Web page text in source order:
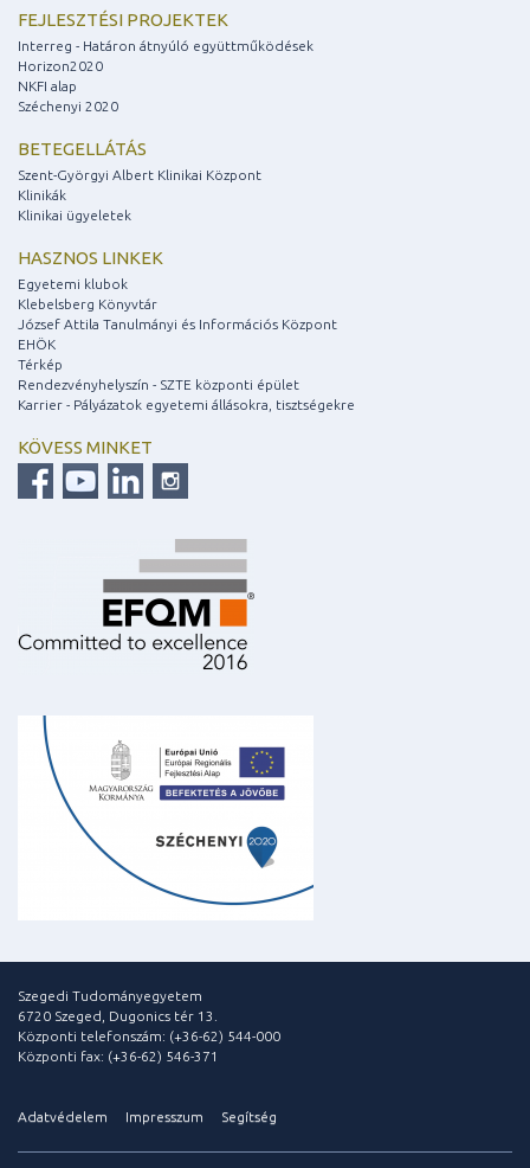
FEJLESZTÉSI PROJEKTEK
Interreg - Határon átnyúló együttműködések
Horizon2020
NKFI alap
Széchenyi 2020
BETEGELLÁTÁS
Szent-Györgyi Albert Klinikai Központ
Klinikák
Klinikai ügyeletek
HASZNOS LINKEK
Egyetemi klubok
Klebelsberg Könyvtár
József Attila Tanulmányi és Információs Központ
EHÖK
Térkép
Rendezvényhelyszín - SZTE központi épület
Karrier - Pályázatok egyetemi állásokra, tisztségekre
KÖVESS MINKET
Szegedi Tudományegyetem
6720 Szeged, Dugonics tér 13.
Központi telefonszám: (+36-62) 544-000
Központi fax: (+36-62) 546-371
Adatvédelem Impresszum Segítség